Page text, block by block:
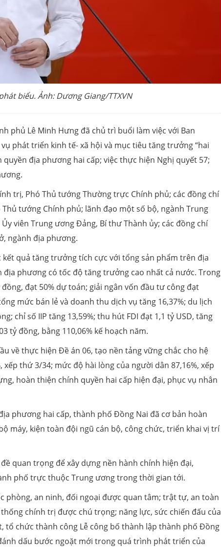
biểu. Ảnh: Dương Giang/TTXVN
phủ Lê Minh Hưng đã chủ trì buổi làm việc với Ban
phát triển kinh tế- xã hội và mục tiêu tăng trưởng “hai
địa phương hai cấp; việc thực hiện Nghị quyết 57;
trị, Phó Thủ tướng Thường trực Chính phủ; các đồng chí
tướng Chính phủ; lãnh đạo một số bộ, ngành Trung
viên Trung ương Đảng, Bí thư Thành ủy; các đồng chí
ngành địa phương.
quả tăng trưởng tích cực với tổng sản phẩm trên địa
địa phương có tốc độ tăng trưởng cao nhất cả nước. Trong
đạt 50% dự toán; giải ngân vốn đầu tư công đạt
mức bán lẻ và doanh thu dịch vụ tăng 16,37%; du lịch
chỉ số IIP tăng 13,59%; thu hút FDI đạt 1,1 tỷ USD, tăng
tỷ đồng, bằng 110,06% kế hoạch năm.
về thực hiện Đề án 06, tạo nền tảng vững chắc cho hệ
xếp thứ 3/34; mức độ hài lòng của người dân 87,16%, xếp
hoàn thiện chính quyền hai cấp hiện đại, phục vụ nhân
phương hai cấp, thành phố Đồng Nai đã cơ bản hoàn
máy, kiện toàn đội ngũ cán bộ, công chức, triển khai vị trí
quan trọng để xây dựng nền hành chính hiện đại,
phố trực thuộc Trung ương trong thời gian tới.
phòng, an ninh, đối ngoại được quan tâm; trật tự, an toàn
chính trị được chú trọng; năng lực, sức chiến đấu của
tổ chức thành công Lễ công bố thành lập thành phố Đồng
dấu bước ngoặt mới trong quá trình phát triển của